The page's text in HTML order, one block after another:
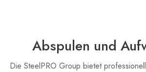
Abspulen und
Die SteelPRO Group bietet